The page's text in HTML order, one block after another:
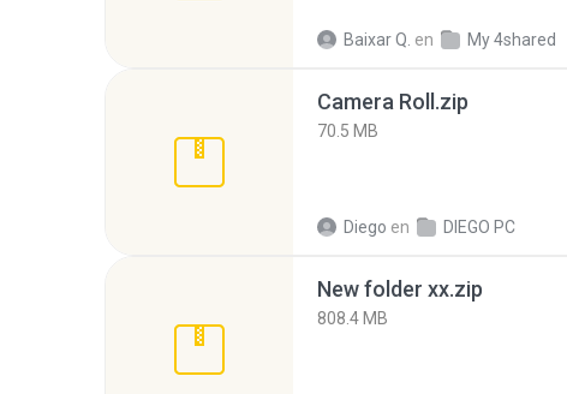
Baixar Q. en My 4shared
Camera Roll.zip
70.5 MB
Diego en DIEGO PC
New folder xx.zip
808.4 MB